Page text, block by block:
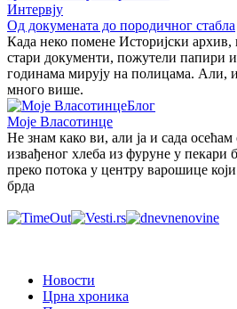
Интервју
Од докумената до породичног стабла
Када неко помене Историјски архив,
стари документи, пожутели папири и
годинама мирују на полицама. Али,
много више.
Блог
Моје Власотинце
Не знам како ви, али ја и сада
извађеног хлеба из фуруне у пекари
преко потока у центру варошице
брда
Новости
Црна хроника